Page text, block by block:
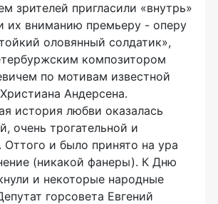
зрителей пригласили «внутрь»
их вниманию премьеру - оперу
оловянный солдатик»,
композитором
по мотивам известной
Андерсена.
история любви оказалась
очень трогательной и
Оттого и было принято на ура
(никакой фанеры). К Дню
и некоторые народные
горсовета Евгений